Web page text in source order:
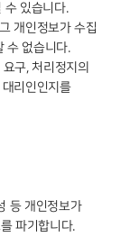
수 있습니다.
개인정보가 수집
수 없습니다.
구, 처리정지의
리인인지를
등 개인정보가
파기합니다.